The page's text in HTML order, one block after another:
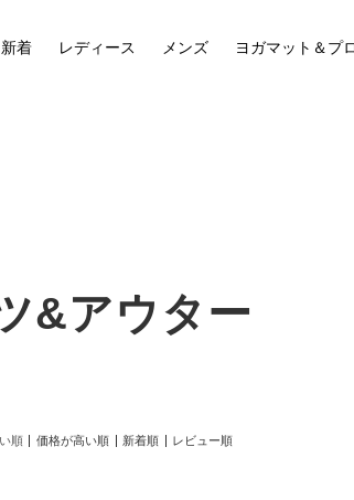
新着 レディース メンズ ヨガマット＆プ
&アウター
順 価格が高い順 新着順 レビュー順